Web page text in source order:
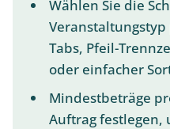
Wählen Sie die
Tabs, Pfeil-
oder einfacher
Mindestbeträge
Auftrag festlegen,